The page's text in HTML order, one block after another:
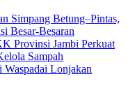
Simpang Betung–Pintas,
Besar-Besaran
Provinsi Jambi Perkuat
Sampah
Waspadai Lonjakan